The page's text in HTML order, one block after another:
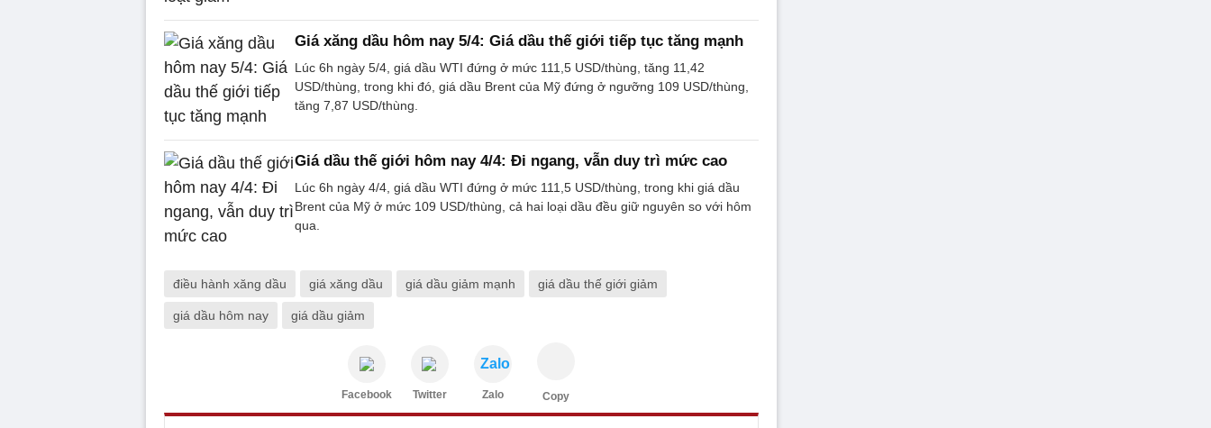
Giá xăng dầu hôm nay 5/4: Giá dầu thế giới tiếp tục tăng mạnh
Lúc 6h ngày 5/4, giá dầu WTI đứng ở mức 111,5 USD/thùng, tăng 11,42
USD/thùng, trong khi đó, giá dầu Brent của Mỹ đứng ở ngưỡng 109 USD/thùng,
tăng 7,87 USD/thùng.
Giá dầu thế giới hôm nay 4/4: Đi ngang, vẫn duy trì mức cao
Lúc 6h ngày 4/4, giá dầu WTI đứng ở mức 111,5 USD/thùng, trong khi giá dầu
Brent của Mỹ ở mức 109 USD/thùng, cả hai loại dầu đều giữ nguyên so với hôm
qua.
điều hành xăng dầu giá xăng dầu giá dầu giảm mạnh giá dầu thế giới giảm
giá dầu hôm nay giá dầu giảm
Facebook Twitter
Zalo
Zalo Copy